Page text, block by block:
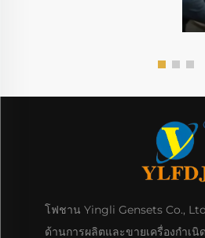
โฟชาน Yingli Gensets Co.,
ด้านการผลิตและขายเครื่องกําเ